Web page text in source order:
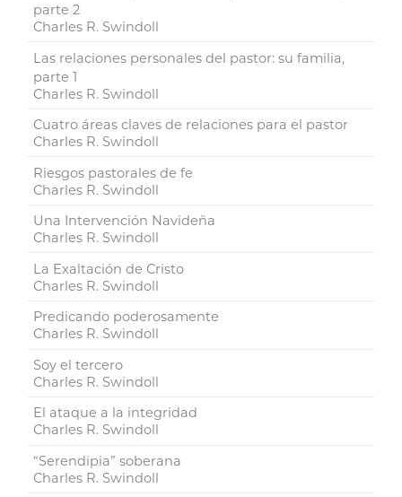
parte 2
Charles R. Swindoll
Las relaciones personales del pastor: su familia,
parte 1
Charles R. Swindoll
Cuatro áreas claves de relaciones para el pastor
Charles R. Swindoll
Riesgos pastorales de fe
Charles R. Swindoll
Una Intervención Navideña
Charles R. Swindoll
La Exaltación de Cristo
Charles R. Swindoll
Predicando poderosamente
Charles R. Swindoll
Soy el tercero
Charles R. Swindoll
El ataque a la integridad
Charles R. Swindoll
“Serendipia” soberana
Charles R. Swindoll